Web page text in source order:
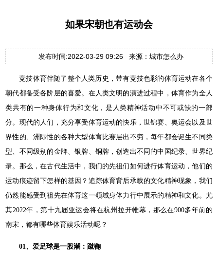
如果宋朝也有运动会
发布时间:2022-03-29 09:26 来源：城市怎么办
竞技体育伴随了整个人类历史，带有竞技色彩的体育运动在各个
朝代都备受各阶层的喜爱。在人类文明的演进过程中，体育作为全人
类共有的一种身体行为和文化，是人类精神活动中不可或缺的一部
分。现代的人们，充分享受体育运动的快乐，世锦赛、奥运会以及世
界性的、洲际性的各种大型体育比赛层出不穷，每年都会诞生不同类
型、不同级别的金牌、银牌、铜牌，创造出不同的中国纪录、世界纪
录。那么，在古代生活中，我们的先祖们如何进行体育运动，他们的
运动痕迹留下怎样的基因？追踪体育背后承载的文化精神现象，我们
仍然能感受到祖先在体育这一领域身体力行中展示的精神和文化。尤
其2022年，第十九届亚运会将在杭州拉开帷幕，那么在900多年前的
南宋，都有哪些体育娱乐活动呢？
01、爱足球是一股潮：蹴鞠